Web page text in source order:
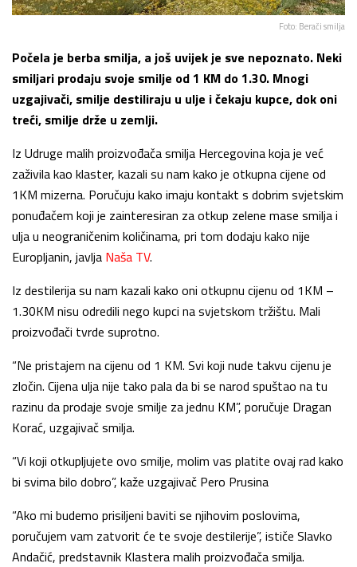
Foto: Berači smilja
Počela je berba smilja, a još uvijek je sve nepoznato. Neki
smiljari prodaju svoje smilje od 1 KM do 1.30. Mnogi
uzgajivači, smilje destiliraju u ulje i čekaju kupce, dok oni
treći, smilje drže u zemlji.
Iz Udruge malih proizvođača smilja Hercegovina koja je već
zaživila kao klaster, kazali su nam kako je otkupna cijene od
1KM mizerna. Poručuju kako imaju kontakt s dobrim svjetskim
ponuđačem koji je zainteresiran za otkup zelene mase smilja i
ulja u neograničenim količinama, pri tom dodaju kako nije
Europljanin, javlja Naša TV.
Iz destilerija su nam kazali kako oni otkupnu cijenu od 1KM –
1.30KM nisu odredili nego kupci na svjetskom tržištu. Mali
proizvođači tvrde suprotno.
“Ne pristajem na cijenu od 1 KM. Svi koji nude takvu cijenu je
zločin. Cijena ulja nije tako pala da bi se narod spuštao na tu
razinu da prodaje svoje smilje za jednu KM”, poručuje Dragan
Korać, uzgajivač smilja.
“Vi koji otkupljujete ovo smilje, molim vas platite ovaj rad kako
bi svima bilo dobro”, kaže uzgajivač Pero Prusina
“Ako mi budemo prisiljeni baviti se njihovim poslovima,
poručujem vam zatvorit će te svoje destilerije”, ističe Slavko
Andačić, predstavnik Klastera malih proizvođača smilja.